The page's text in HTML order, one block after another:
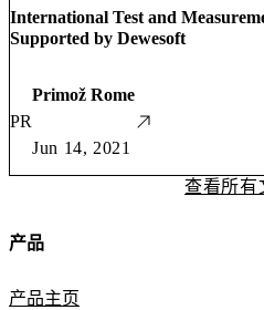
International Test and
Supported by Dewesoft
PR
Primož Rome
Jun 14, 2021
查看所有
产品
产品主页